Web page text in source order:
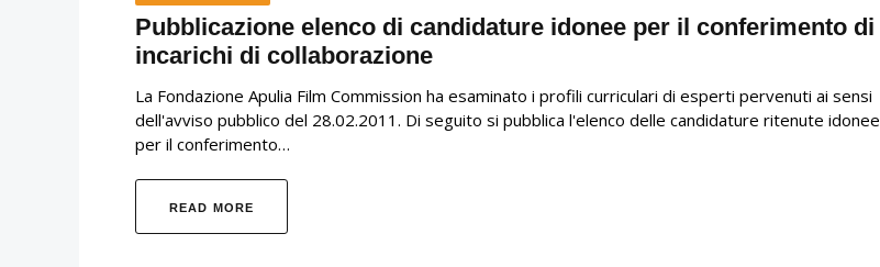
Pubblicazione elenco di candidature idonee per il conferimento di
incarichi di collaborazione
La Fondazione Apulia Film Commission ha esaminato i profili curriculari di esperti pervenuti ai sensi
dell'avviso pubblico del 28.02.2011. Di seguito si pubblica l'elenco delle candidature ritenute idonee
per il conferimento…
READ MORE